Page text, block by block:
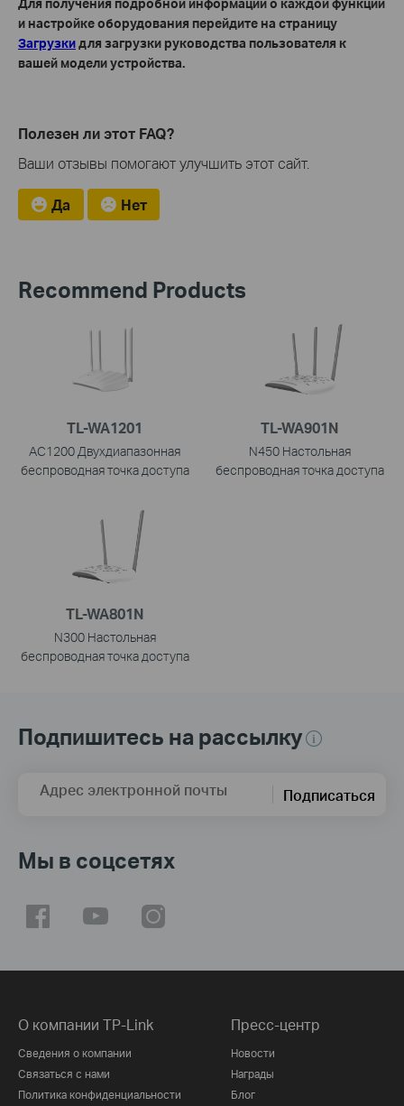
Для получения подробной информации о каждой функции
и настройке оборудования перейдите на страницу
Загрузкидля загрузки руководства пользователя к
вашей модели устройства.
Полезен ли этот FAQ?
Ваши отзывы помогают улучшить этот сайт.
Да Нет
Recommend Products
TL-WA1201
AC1200 Двухдиапазонная
беспроводная точка доступа
TL-WA901N
N450 Настольная
беспроводная точка доступа
TL-WA801N
N300 Настольная
беспроводная точка доступа
Подпишитесь на рассылку
Адрес электронной почты Подписаться
Мы в соцсетях
О компании TP-Link
Сведения о компании
Связаться с нами
Политика конфиденциальности
Пресс-центр
Новости
Награды
Блог